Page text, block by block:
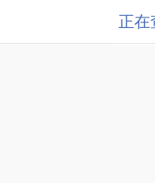
正在